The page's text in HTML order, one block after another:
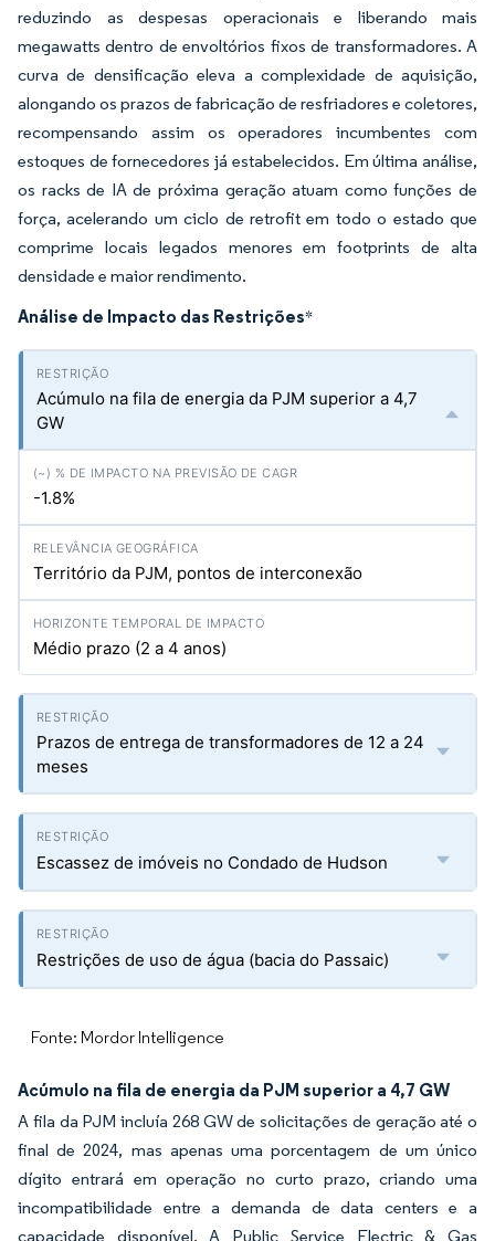
reduzindo as despesas operacionais e liberando mais
megawatts dentro de envoltórios fixos de transformadores. A
curva de densificação eleva a complexidade de aquisição,
alongando os prazos de fabricação de resfriadores e coletores,
recompensando assim os operadores incumbentes com
estoques de fornecedores já estabelecidos. Em última análise,
os racks de IA de próxima geração atuam como funções de
força, acelerando um ciclo de retrofit em todo o estado que
comprime locais legados menores em footprints de alta
densidade e maior rendimento.
Análise de Impacto das Restrições*
Acúmulo na fila de energia da PJM superior a 4,7
GW
-1.8%
Território da PJM, pontos de interconexão
Médio prazo (2 a 4 anos)
Prazos de entrega de transformadores de 12 a 24
meses
Escassez de imóveis no Condado de Hudson
Restrições de uso de água (bacia do Passaic)
Fonte: Mordor Intelligence
Acúmulo na fila de energia da PJM superior a 4,7 GW
A fila da PJM incluía 268 GW de solicitações de geração até o
final de 2024, mas apenas uma porcentagem de um único
dígito entrará em operação no curto prazo, criando uma
incompatibilidade entre a demanda de data centers e a
capacidade disponível. A Public Service Electric & Gas